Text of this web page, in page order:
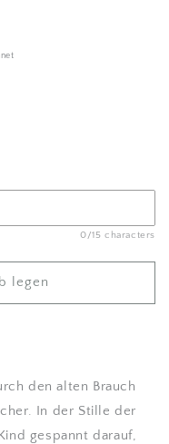
0/15 characters
legen
den alten Brauch
In der Stille der
gespannt darauf,